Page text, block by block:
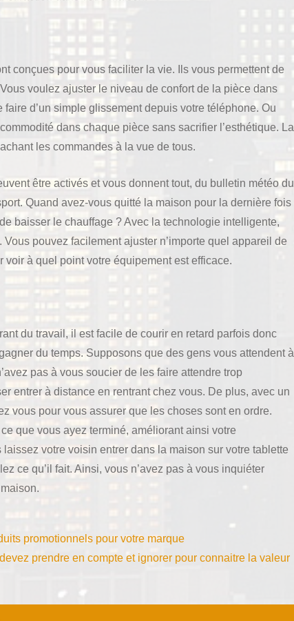
conçues pour vous faciliter la vie. Ils vous permettent de
voulez ajuster le niveau de confort de la pièce dans
d’un simple glissement depuis votre téléphone. Ou
dans chaque pièce sans sacrifier l’esthétique. La
les commandes à la vue de tous.
être activés et vous donnent tout, du bulletin météo du
Quand avez-vous quitté la maison pour la dernière fois
baisser le chauffage ? Avec la technologie intelligente,
pouvez facilement ajuster n’importe quel appareil de
à quel point votre équipement est efficace.
du travail, il est facile de courir en retard parfois donc
du temps. Supposons que des gens vous attendent à
pas à vous soucier de les faire attendre trop
entrer à distance en rentrant chez vous. De plus, avec un
vous pour vous assurer que les choses sont en ordre.
que vous ayez terminé, améliorant ainsi votre
votre voisin entrer dans la maison sur votre tablette
ce qu’il fait. Ainsi, vous n’avez pas à vous inquiéter
promotionnels pour votre marque
prendre en compte et ignorer pour connaitre la valeur